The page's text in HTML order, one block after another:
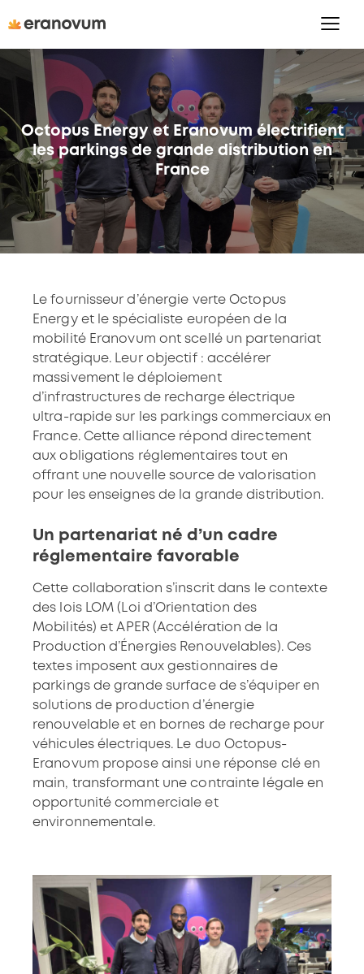
Octopus Energy et Eranovum électrifient
les parkings de grande distribution en
France
Le fournisseur d’énergie verte Octopus
Energyet le spécialiste européen de la
mobilité Eranovum ont scellé un partenariat
stratégique. Leur objectif : accélérer
massivement le déploiement
d’infrastructures de recharge électrique
ultra-rapide sur les parkings commerciaux en
France. Cette alliance répond directement
aux obligations réglementaires tout en
offrant une nouvelle source de valorisation
pour les enseignes de la grande distribution.
Un partenariat né d’un cadre
réglementaire favorable
Cette collaboration s’inscrit dans le contexte
des lois LOM (Loi d’Orientation des
Mobilités) etAPER (Accélération de la
Production d’Énergies Renouvelables). Ces
textes imposent aux gestionnaires de
parkings de grande surface de s’équiper en
solutions de production d’énergie
renouvelable et en bornes de recharge pour
véhicules électriques. Le duo Octopus-
Eranovum propose ainsi une réponse clé en
main, transformant une contrainte légale en
opportunité commerciale et
environnementale.